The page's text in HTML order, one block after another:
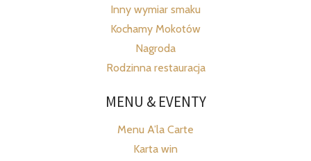
Inny wymiar smaku
Kochamy Mokotów
Nagroda
Rodzinna restauracja
MENU & EVENTY
Menu A’la Carte
Karta win